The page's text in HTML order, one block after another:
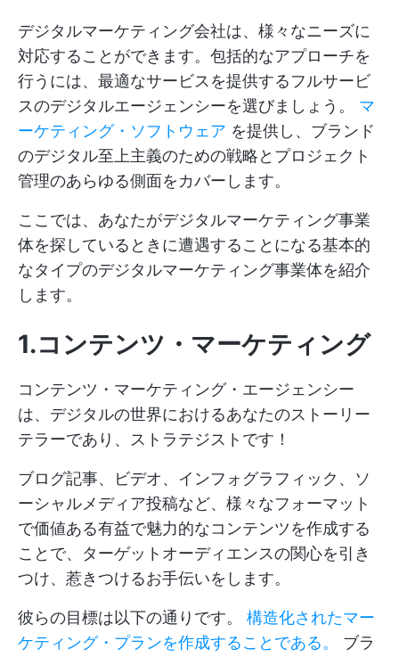
デジタルマーケティング会社は、様々なニーズに
対応することができます。包括的なアプローチを
行うには、最適なサービスを提供するフルサービ
スのデジタルエージェンシーを選びましょう。 マ
ーケティング・ソフトウェア を提供し、ブランド
のデジタル至上主義のための戦略とプロジェクト
管理のあらゆる側面をカバーします。
ここでは、あなたがデジタルマーケティング事業
体を探しているときに遭遇することになる基本的
なタイプのデジタルマーケティング事業体を紹介
します。
1.コンテンツ・マーケティング
コンテンツ・マーケティング・エージェンシー
は、デジタルの世界におけるあなたのストーリー
テラーであり、ストラテジストです！
ブログ記事、ビデオ、インフォグラフィック、ソ
ーシャルメディア投稿など、様々なフォーマット
で価値ある有益で魅力的なコンテンツを作成する
ことで、ターゲットオーディエンスの関心を引き
つけ、惹きつけるお手伝いをします。
彼らの目標は以下の通りです。 構造化されたマー
ケティング・プランを作成することである。
ブラ